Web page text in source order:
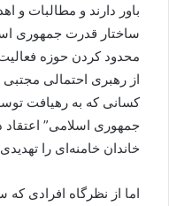
باور دارند و مطالبات
ساختار قدرت جمهوری
محدود کردن حوزه
از رهبری احتمالی
کسانی که به رهیافت
جمهوری اسلامی” اعتقاد
خاندان خامنه‌ای را
اما از نظرگاه افرادی